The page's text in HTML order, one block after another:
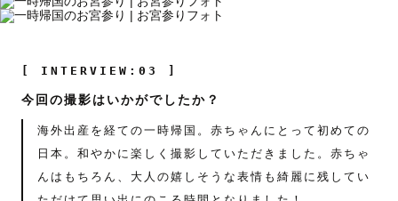
[ INTERVIEW:03 ]
今回の撮影はいかがでしたか？
海外出産を経ての一時帰国。赤ちゃんにとって初めての
日本。和やかに楽しく撮影していただきました。赤ちゃ
んはもちろん、大人の嬉しそうな表情も綺麗に残してい